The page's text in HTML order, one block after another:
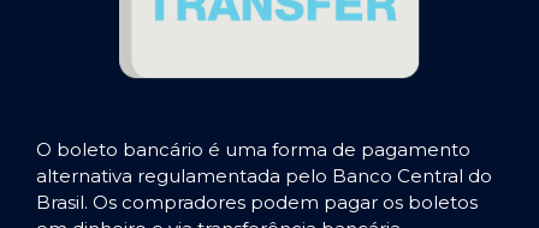
O boleto bancário é uma forma de pagamento
alternativa regulamentada pelo Banco Central do
Brasil. Os compradores podem pagar os boletos